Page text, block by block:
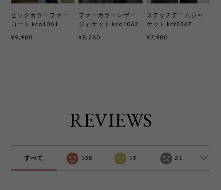
ビッグカラーファー
コート kco1061
¥9,980
ファーカラーレザー
ジャケット kco1062
¥8,280
ステッチデニムジャ
ケット kct2367
¥7,980
REVIEWS
すべて 158 19 21